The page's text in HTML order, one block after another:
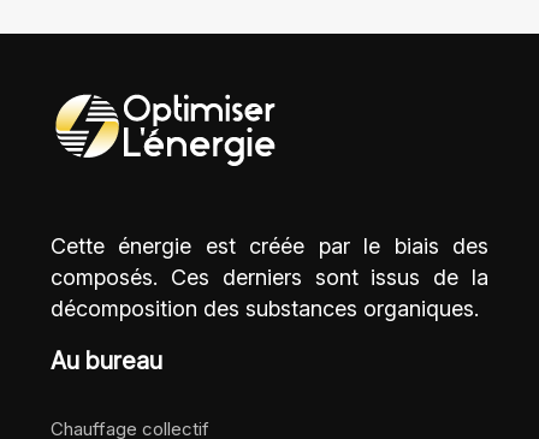
Cette énergie est créée par le biais des
composés. Ces derniers sont issus de la
décomposition des substances organiques.
Au bureau
Chauffage collectif